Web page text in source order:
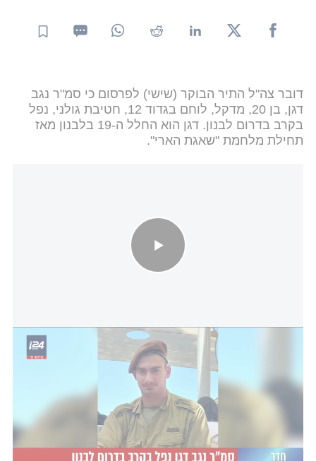
דובר צה"ל התיר הבוקר (שישי) לפרסום כי סמ"ר נגב
דגן, בן 20, מדקל, לוחם בגדוד 12, חטיבת גולני, נפל
בקרב בדרום לבנון. דגן הוא החלל ה-19 בלבנון מאז
תחילת מלחמת "שאגת הארי".
הותר לפרסום: סמ"ר נגב דגן, בן 20, נפל בקרב בדרום לבנון
התקרית הקשה אירעה אתמול, כשדגן ויחידתו פעלו
באזור דרום לבנון. פצצת מרגמה נורתה לעבר הכוח
ופגעה בו. לאחר נופלו, הוא הועלה מדרגת סמל לדרגת
https://x.com/i/web/status/2055178898258706477
לא ניתן להציג מכיוון שעוגיות רשתות חברתיות חסומות. ניתן